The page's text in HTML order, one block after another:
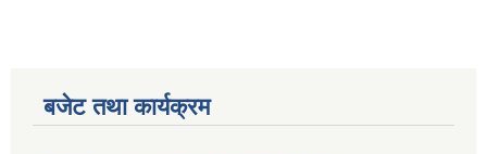
बजेट तथा कार्यक्रम